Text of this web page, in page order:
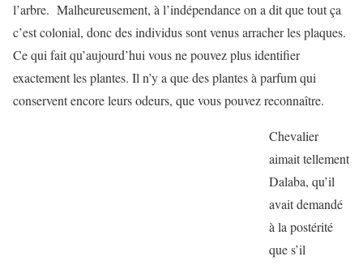
l’arbre. Malheureusement, à l’indépendance on a dit que tout ça
c’est colonial, donc des individus sont venus arracher les plaques.
Ce qui fait qu’aujourd’hui vous ne pouvez plus identifier
exactement les plantes. Il n’y a que des plantes à parfum qui
conservent encore leurs odeurs, que vous pouvez reconnaître.
Chevalier
aimait tellement
Dalaba, qu’il
avait demandé
à la postérité
que s’il